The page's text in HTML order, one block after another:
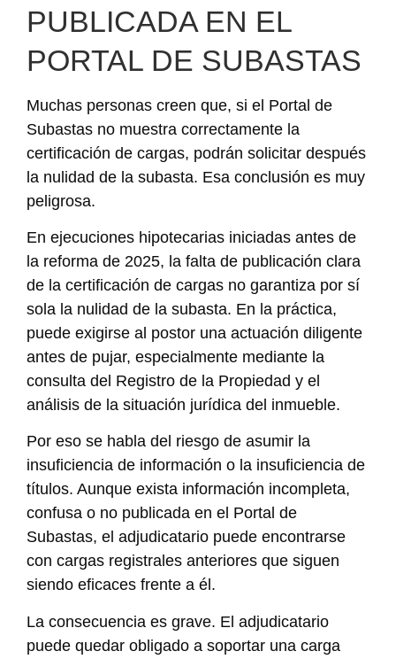
PUBLICADA EN EL
PORTAL DE SUBASTAS
Muchas personas creen que, si el Portal de
Subastas no muestra correctamente la
certificación de cargas, podrán solicitar después
la nulidad de la subasta. Esa conclusión es muy
peligrosa.
En ejecuciones hipotecarias iniciadas antes de
la reforma de 2025, la falta de publicación clara
de la certificación de cargas no garantiza por sí
sola la nulidad de la subasta. En la práctica,
puede exigirse al postor una actuación diligente
antes de pujar, especialmente mediante la
consulta del Registro de la Propiedad y el
análisis de la situación jurídica del inmueble.
Por eso se habla del riesgo de asumir la
insuficiencia de información o la insuficiencia de
títulos. Aunque exista información incompleta,
confusa o no publicada en el Portal de
Subastas, el adjudicatario puede encontrarse
con cargas registrales anteriores que siguen
siendo eficaces frente a él.
La consecuencia es grave. El adjudicatario
puede quedar obligado a soportar una carga